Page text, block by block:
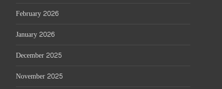
February 2026
January 2026
December 2025
November 2025